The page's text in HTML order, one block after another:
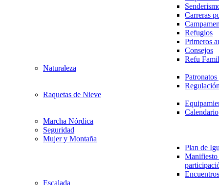
Carreras
Refugios
Primeros
Consejos
Refu
Naturaleza
Raquetas de Nieve
Calendario
Marcha Nórdica
Seguridad
Mujer y Montaña
Plan de
Escalada